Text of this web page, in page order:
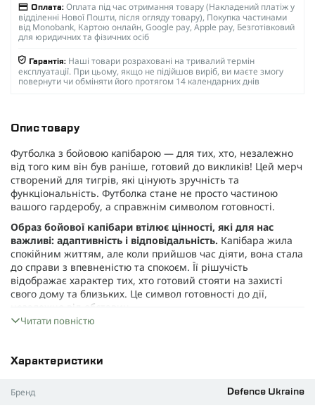
Оплата: Оплата під час отримання товару (Накладений платіж у
відділенні Нової Пошти, після огляду товару), Покупка частинами
від Monobank, Картою онлайн, Google pay, Apple pay, Безготівковий
для юридичних та фізичних осіб
Гарантія: Наші товари розраховані на тривалий термін
експлуатації. При цьому, якщо не підійшов виріб, ви маєте змогу
повернути чи обміняти його протягом 14 календарних днів
Опис товару
Футболка з бойовою капібарою — для тих, хто, незалежно
від того ким він був раніше, готовий до викликів! Цей мерч
створений для тигрів, які цінують зручність та
функціональність. Футболка стане не просто частиною
вашого гардеробу, а справжнім символом готовності.
Образ бойової капібари втілює цінності, які для нас
важливі: адаптивність і відповідальність. Капібара жила
спокійним життям, але коли прийшов час діяти, вона стала
до справи з впевненістю та спокоєм. Її рішучість
відображає характер тих, хто готовий стояти на захисті
свого дому та близьких. Це символ готовності до дії,
незалежно від обставин.
Принт — лише початок. Матеріал для футболки був
максимальний комфорт у будь-яких умовах.
тканини:
95% ультра м'якої бавовни
Читати повністю
Характеристики
Бренд Defence Ukraine